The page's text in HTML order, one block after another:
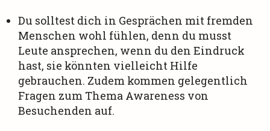
Du solltest dich in Gesprächen mit fremden
Menschen wohl fühlen, denn du musst
Leute ansprechen, wenn du den Eindruck
hast, sie könnten vielleicht Hilfe
gebrauchen. Zudem kommen gelegentlich
Fragen zum Thema Awareness von
Besuchenden auf.